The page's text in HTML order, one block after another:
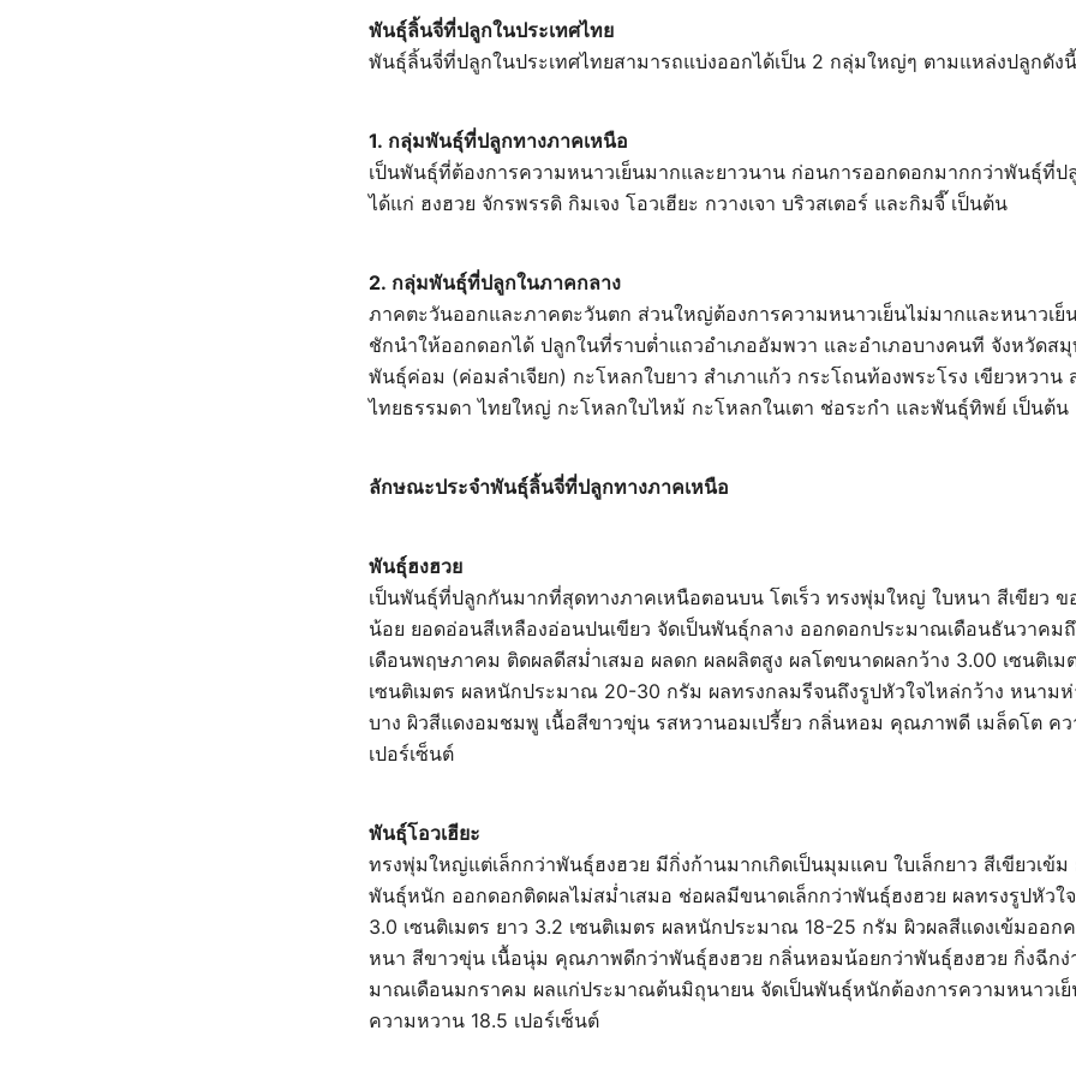
พันธุ์ลิ้นจี่ที่ปลูกในประเทศไทย
พันธุ์ลิ้นจี่ที่ปลูกในประเทศไทยสามารถแบ่งออกได้เป็น 2 กลุ่มใหญ่ๆ ตามแหล่งปลูกดังนี้
1. กลุ่มพันธุ์ที่ปลูกทางภาคเหนือ
เป็นพันธุ์ที่ต้องการความหนาวเย็นมากและยาวนาน ก่อนการออกดอกมากกว่าพันธุ์ที่ป
ได้แก่ ฮงฮวย จักรพรรดิ กิมเจง โอวเฮียะ กวางเจา บริวสเตอร์ และกิมจี๊ เป็นต้น
2. กลุ่มพันธุ์ที่ปลูกในภาคกลาง
ภาคตะวันออกและภาคตะวันตก ส่วนใหญ่ต้องการความหนาวเย็นไม่มากและหนาวเย็
ชักนำให้ออกดอกได้ ปลูกในที่ราบต่ำแถวอำเภออัมพวา และอำเภอบางคนที จังหวัดส
พันธุ์ค่อม (ค่อมลำเจียก) กะโหลกใบยาว สำเภาแก้ว กระโถนท้องพระโรง เขียวหวาน
ไทยธรรมดา ไทยใหญ่ กะโหลกใบไหม้ กะโหลกในเตา ช่อระกำ และพันธุ์ทิพย์ เป็นต้น
ลักษณะประจำพันธุ์ลิ้นจี่ที่ปลูกทางภาคเหนือ
พันธุ์ฮงฮวย
เป็นพันธุ์ที่ปลูกกันมากที่สุดทางภาคเหนือตอนบน โตเร็ว ทรงพุ่มใหญ่ ใบหนา สีเขียว ข
น้อย ยอดอ่อนสีเหลืองอ่อนปนเขียว จัดเป็นพันธุ์กลาง ออกดอกประมาณเดือนธันวาคม
เดือนพฤษภาคม ติดผลดีสม่ำเสมอ ผลดก ผลผลิตสูง ผลโตขนาดผลกว้าง 3.00 เซนติเม
เซนติเมตร ผลหนักประมาณ 20-30 กรัม ผลทรงกลมรีจนถึงรูปหัวใจไหล่กว้าง หนามห่
บาง ผิวสีแดงอมชมพู เนื้อสีขาวขุ่น รสหวานอมเปรี้ยว กลิ่นหอม คุณภาพดี เมล็ดโต ค
เปอร์เซ็นต์
พันธุ์โอวเฮียะ
ทรงพุ่มใหญ่แต่เล็กกว่าพันธุ์ฮงฮวย มีกิ่งก้านมากเกิดเป็นมุมแคบ ใบเล็กยาว สีเขียวเข้
พันธุ์หนัก ออกดอกติดผลไม่สม่ำเสมอ ช่อผลมีขนาดเล็กกว่าพันธุ์ฮงฮวย ผลทรงรูปหัวใ
3.0 เซนติเมตร ยาว 3.2 เซนติเมตร ผลหนักประมาณ 18-25 กรัม ผิวผลสีแดงเข้มออก
หนา สีขาวขุ่น เนื้อนุ่ม คุณภาพดีกว่าพันธุ์ฮงฮวย กลิ่นหอมน้อยกว่าพันธุ์ฮงฮวย กิ่งฉีกง่
มาณเดือนมกราคม ผลแก่ประมาณต้นมิถุนายน จัดเป็นพันธุ์หนักต้องการความหนาวเ
ความหวาน 18.5 เปอร์เซ็นต์